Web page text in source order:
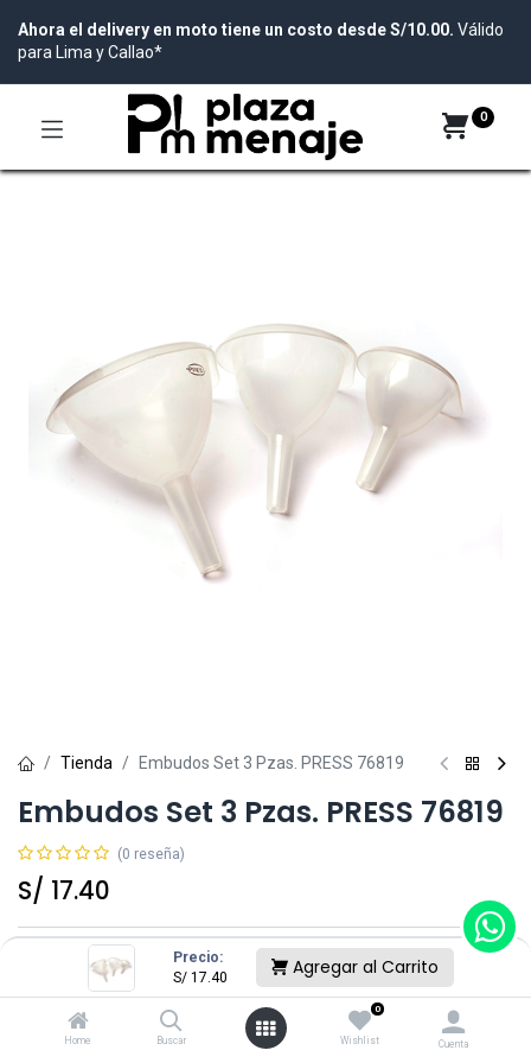
Precio:
S/ 17.40 Agregar al Carrito
Home Buscar
0
Wishlist Cuenta
Ahora el delivery en moto tiene un costo desde S/10.00. Válido
para Lima y Callao*
0
Tienda Embudos Set 3 Pzas. PRESS 76819
Embudos Set 3 Pzas. PRESS 76819
(0 reseña)
S/ 17.40
Sin existencias.
Reciba una notificación cuando vuelva a estar
disponible